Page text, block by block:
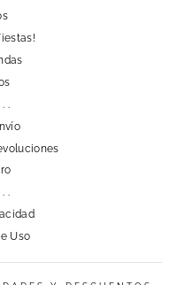
. .
Uso